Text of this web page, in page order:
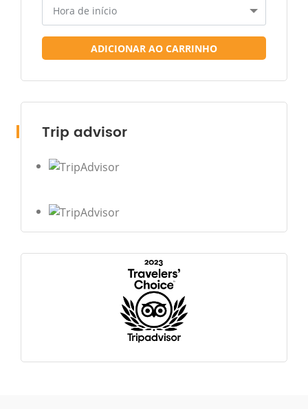
Hora de início
ADICIONAR AO CARRINHO
Trip advisor